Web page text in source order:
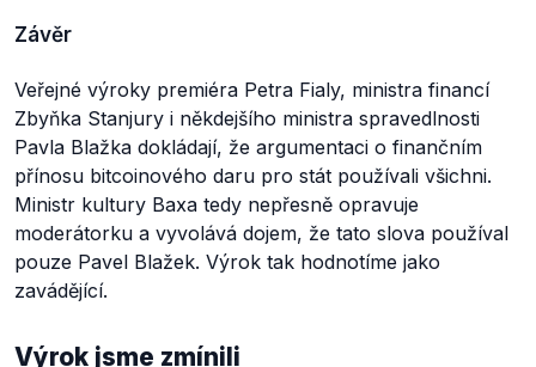
Závěr
Veřejné výroky premiéra Petra Fialy, ministra financí
Zbyňka Stanjury i někdejšího ministra spravedlnosti
Pavla Blažka dokládají, že argumentaci o finančním
přínosu bitcoinového daru pro stát používali všichni.
Ministr kultury Baxa tedy nepřesně opravuje
moderátorku a vyvolává dojem, že tato slova používal
pouze Pavel Blažek. Výrok tak hodnotíme jako
zavádějící.
Výrok jsme zmínili